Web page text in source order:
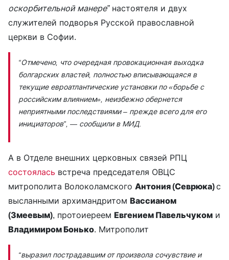
оскорбительной манере”настоятеля и двух
служителей подворья Русской православной
церкви в Софии.
“Отмечено, что очередная провокационная выходка
болгарских властей, полностью вписывающаяся в
текущие евроатлантические установки по «борьбе с
российским влиянием», неизбежно обернется
неприятными последствиями – прежде всего для его
инициаторов”, — сообщили в МИД.
А в Отделе внешних церковных связей РПЦ
состоялась встреча председателя ОВЦС
митрополита Волоколамского Антония (Севрюка)с
высланными архимандритом Вассианом
(Змеевым), протоиереем Евгением Павельчуком и
Владимиром Бонько. Митрополит
“выразил пострадавшим от произвола сочувствие и